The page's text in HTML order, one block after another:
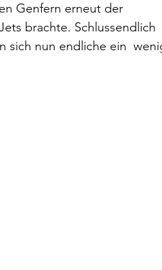
Genfern erneut der
brachte. Schlussendlich
sich nun endliche ein